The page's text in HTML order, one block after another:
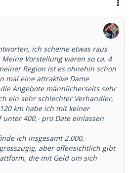
ich scheine etwas raus
Vorstellung waren so ca. 4
Region ist es ohnehin schon
mal eine attraktive Dame
Angebote männlicherseits sehr
ein sehr schlechter Verhandler,
km habe ich mit keiner
400,- pro Date einlassen
ich insgesamt 2.000,-
aber offensichtlich gibt
die mit Geld um sich